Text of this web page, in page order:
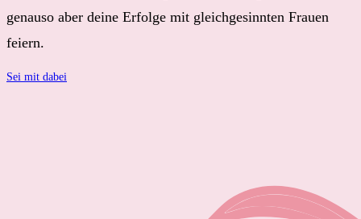
genauso aber deine Erfolge mit gleichgesinnten Frauen
feiern.
Sei mit dabei